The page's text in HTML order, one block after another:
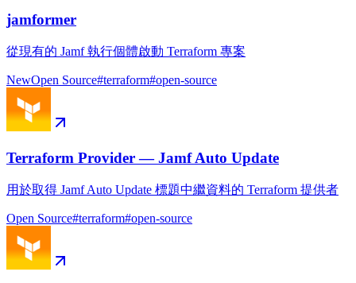
jamformer
從現有的 Jamf 執行個體啟動 Terraform 專案
NewOpen Source#terraform#open-source
Terraform Provider — Jamf Auto Update
用於取得 Jamf Auto Update 標題中繼資料的 Terraform 提供者
Open Source#terraform#open-source